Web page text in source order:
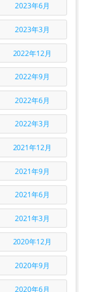
2023年6月
2023年3月
2022年12月
2022年9月
2022年6月
2022年3月
2021年12月
2021年9月
2021年6月
2021年3月
2020年12月
2020年9月
2020年6月